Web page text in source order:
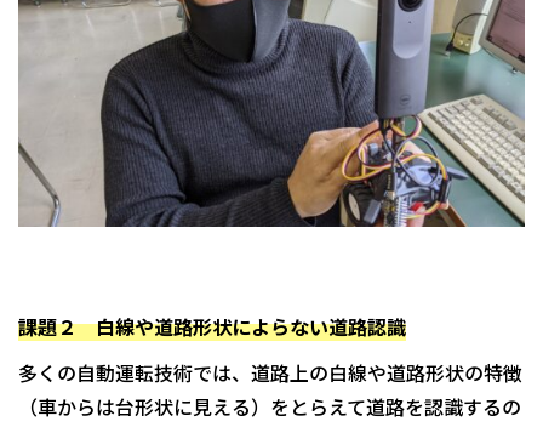
課題２ 白線や道路形状によらない道路認識
多くの自動運転技術では、道路上の白線や道路形状の特徴
（車からは台形状に見える）をとらえて道路を認識するの